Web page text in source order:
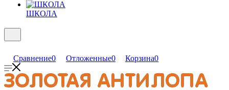
ШКОЛА
Сравнение0 Отложенные0 Корзина0